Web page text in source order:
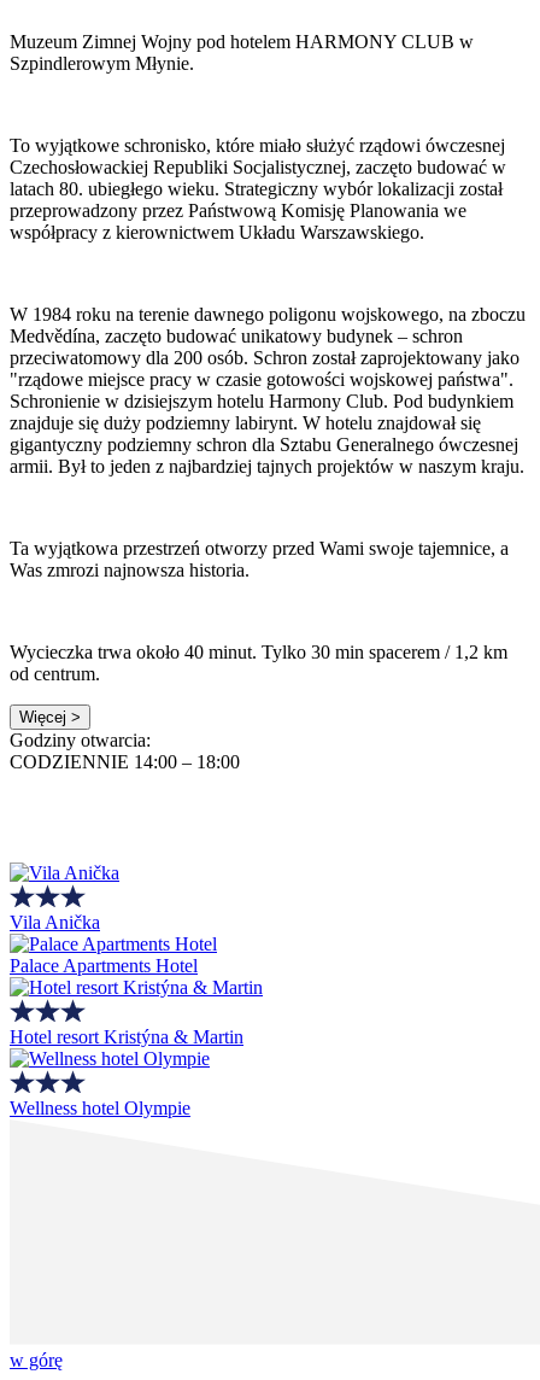
Muzeum Zimnej Wojny pod hotelem HARMONY CLUB w
Szpindlerowym Młynie.
To wyjątkowe schronisko, które miało służyć rządowi ówczesnej
Czechosłowackiej Republiki Socjalistycznej, zaczęto budować w
latach 80. ubiegłego wieku. Strategiczny wybór lokalizacji został
przeprowadzony przez Państwową Komisję Planowania we
współpracy z kierownictwem Układu Warszawskiego.
W 1984 roku na terenie dawnego poligonu wojskowego, na zboczu
Medvědína, zaczęto budować unikatowy budynek – schron
przeciwatomowy dla 200 osób. Schron został zaprojektowany jako
"rządowe miejsce pracy w czasie gotowości wojskowej państwa".
Schronienie w dzisiejszym hotelu Harmony Club. Pod budynkiem
znajduje się duży podziemny labirynt. W hotelu znajdował się
gigantyczny podziemny schron dla Sztabu Generalnego ówczesnej
armii. Był to jeden z najbardziej tajnych projektów w naszym kraju.
Ta wyjątkowa przestrzeń otworzy przed Wami swoje tajemnice, a
Was zmrozi najnowsza historia.
Wycieczka trwa około 40 minut. Tylko 30 min spacerem / 1,2 km
od centrum.
Więcej >
Godziny otwarcia:
CODZIENNIE 14:00 – 18:00
Vila Anička
Palace Apartments Hotel
Hotel resort Kristýna & Martin
Wellness hotel Olympie
w górę